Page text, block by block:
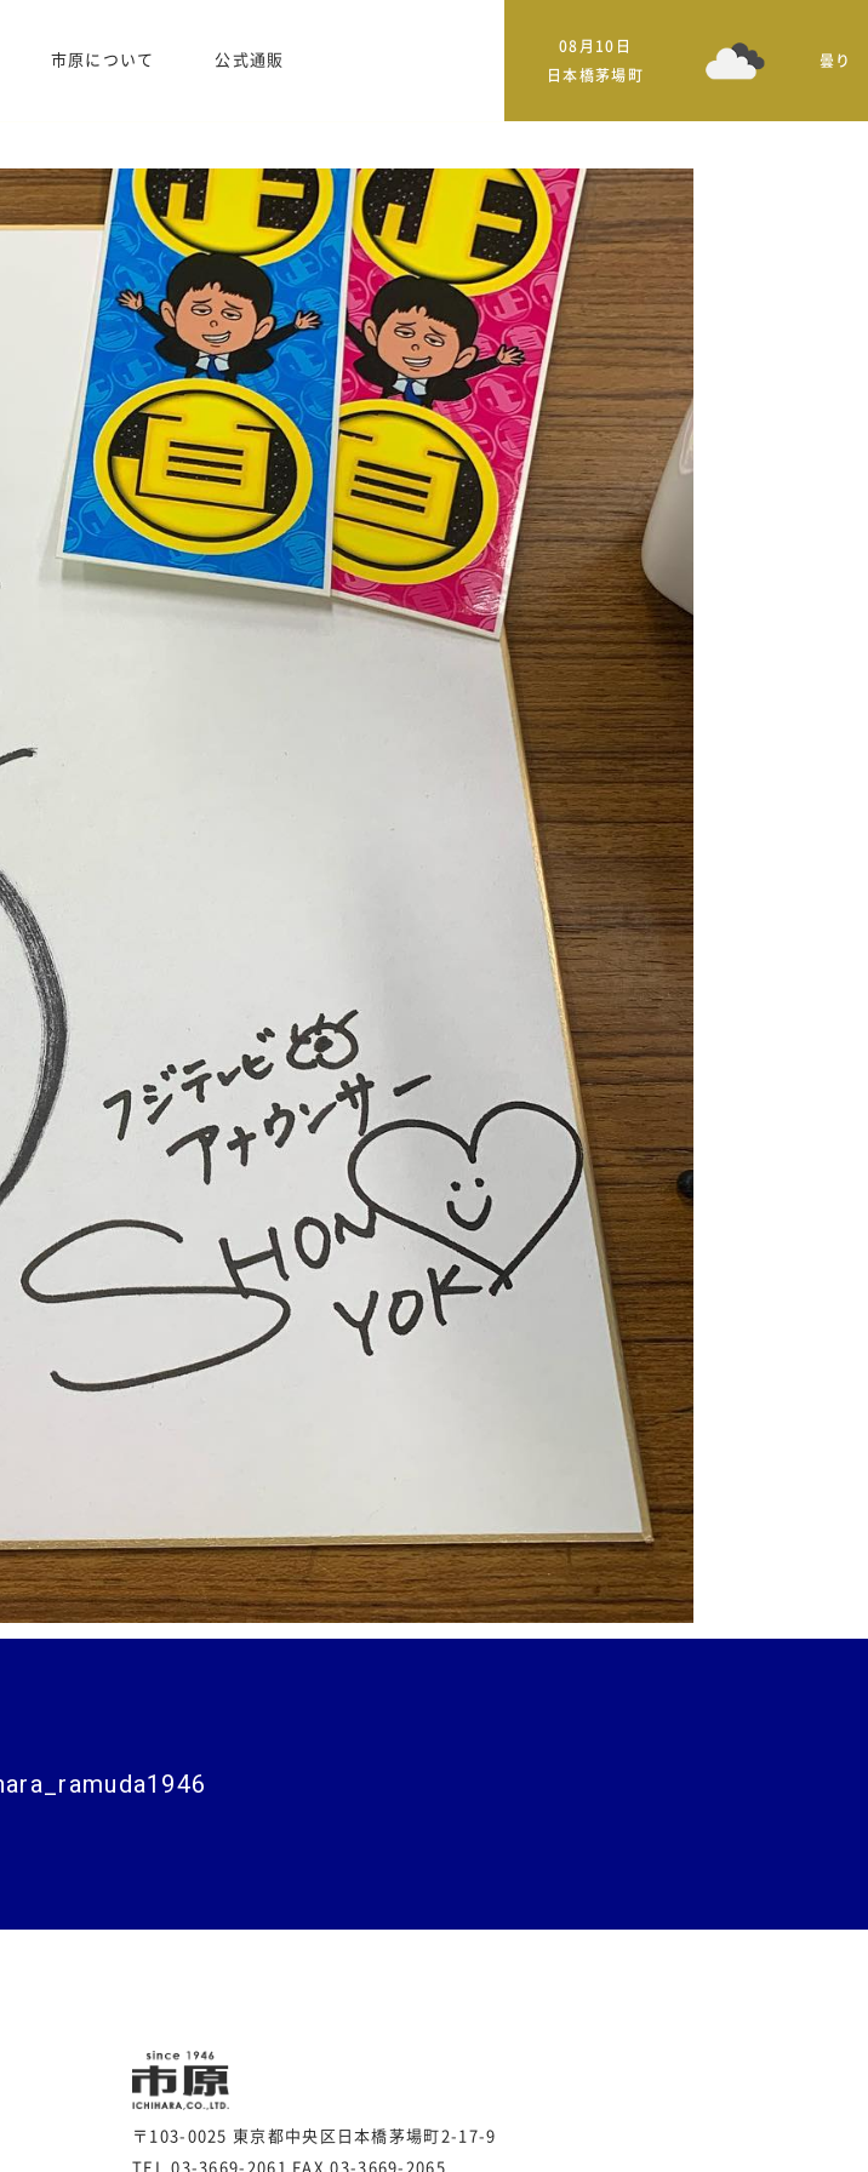
市原について 公式通販
08月10日
日本橋茅場町
曇り
〒103-0025 東京都中央区日本橋茅場町2-17-9
TEL.03-3669-2061 FAX.03-3669-2065